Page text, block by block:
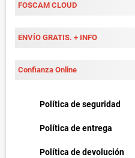
FOSCAM CLOUD
ENVÍO GRATIS. + INFO
Confianza Online
Política de seguridad
Política de entrega
Política de devolución